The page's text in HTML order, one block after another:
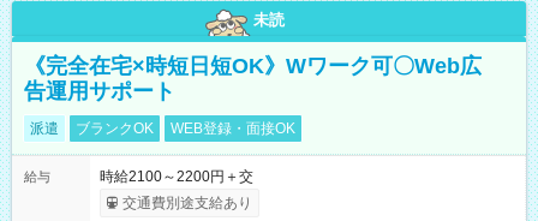
未読
《完全在宅×時短日短OK》Wワーク可〇Web広
告運用サポート
派遣 ブランクOK WEB登録・面接OK
給与
時給2100～2200円＋交
交通費別途支給あり